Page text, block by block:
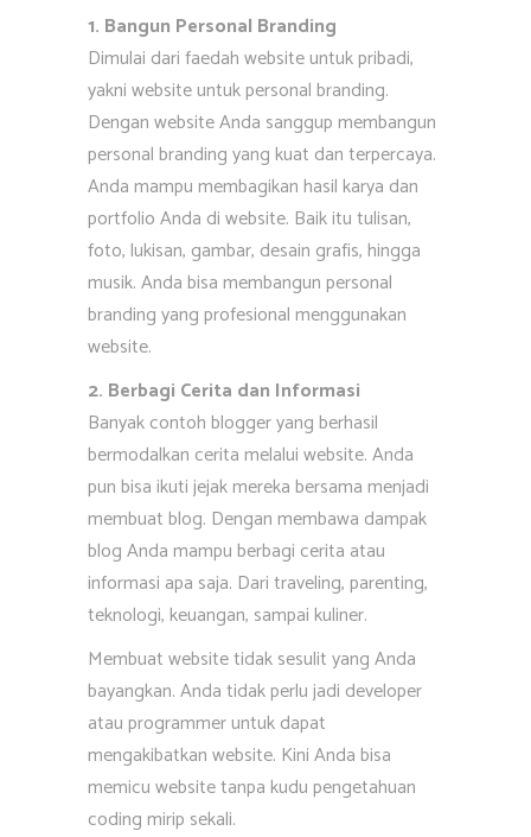
1. Bangun Personal Branding
Dimulai dari faedah website untuk pribadi,
yakni website untuk personal branding.
Dengan website Anda sanggup membangun
personal branding yang kuat dan terpercaya.
Anda mampu membagikan hasil karya dan
portfolio Anda di website. Baik itu tulisan,
foto, lukisan, gambar, desain grafis, hingga
musik. Anda bisa membangun personal
branding yang profesional menggunakan
website.
2. Berbagi Cerita dan Informasi
Banyak contoh blogger yang berhasil
bermodalkan cerita melalui website. Anda
pun bisa ikuti jejak mereka bersama menjadi
membuat blog. Dengan membawa dampak
blog Anda mampu berbagi cerita atau
informasi apa saja. Dari traveling, parenting,
teknologi, keuangan, sampai kuliner.
Membuat website tidak sesulit yang Anda
bayangkan. Anda tidak perlu jadi developer
atau programmer untuk dapat
mengakibatkan website. Kini Anda bisa
memicu website tanpa kudu pengetahuan
coding mirip sekali.